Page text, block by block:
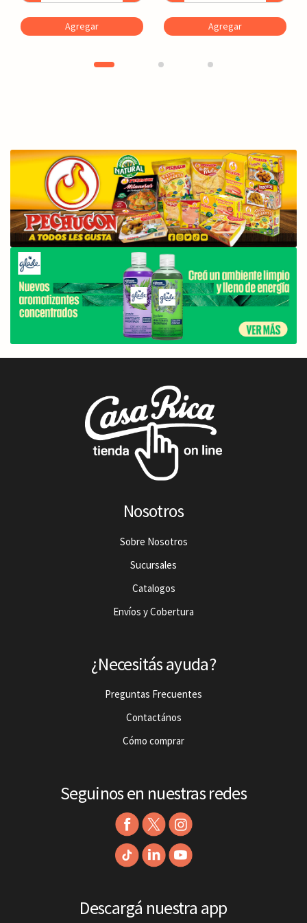
Agregar Agregar
Nosotros
Sobre Nosotros
Sucursales
Catalogos
Envíos y Cobertura
¿Necesitás ayuda?
Preguntas Frecuentes
Contactános
Cómo comprar
Seguinos en nuestras redes
Descargá nuestra app